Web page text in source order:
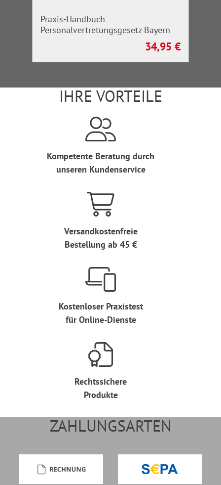
Praxis-Handbuch
Personalvertretungsgesetz Bayern
Regulärer Preis:
34,95 €
IHRE VORTEILE
Kompetente Beratung durch
unseren Kundenservice
Versandkostenfreie
Bestellung ab 45 €
Kostenloser Praxistest
für Online-Dienste
Rechtssichere
Produkte
ZAHLUNGSARTEN